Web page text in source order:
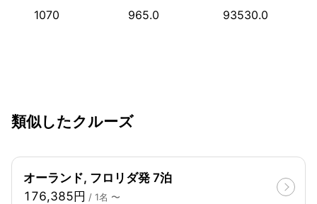
1070 965.0 93530.0
類似したクルーズ
オーランド, フロリダ発 7泊
176,385円 / 1名 〜